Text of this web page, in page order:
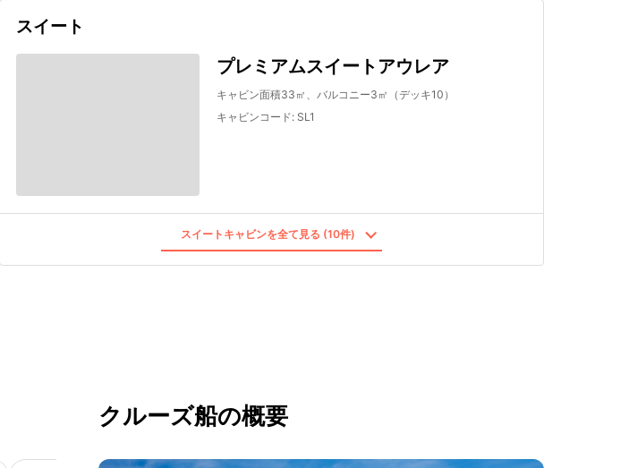
スイート
プレミアムスイートアウレア
キャビン面積33㎡、バルコニー3㎡（デッキ10）
キャビンコード: SL1
スイートキャビンを全て見る (10件)
クルーズ船の概要